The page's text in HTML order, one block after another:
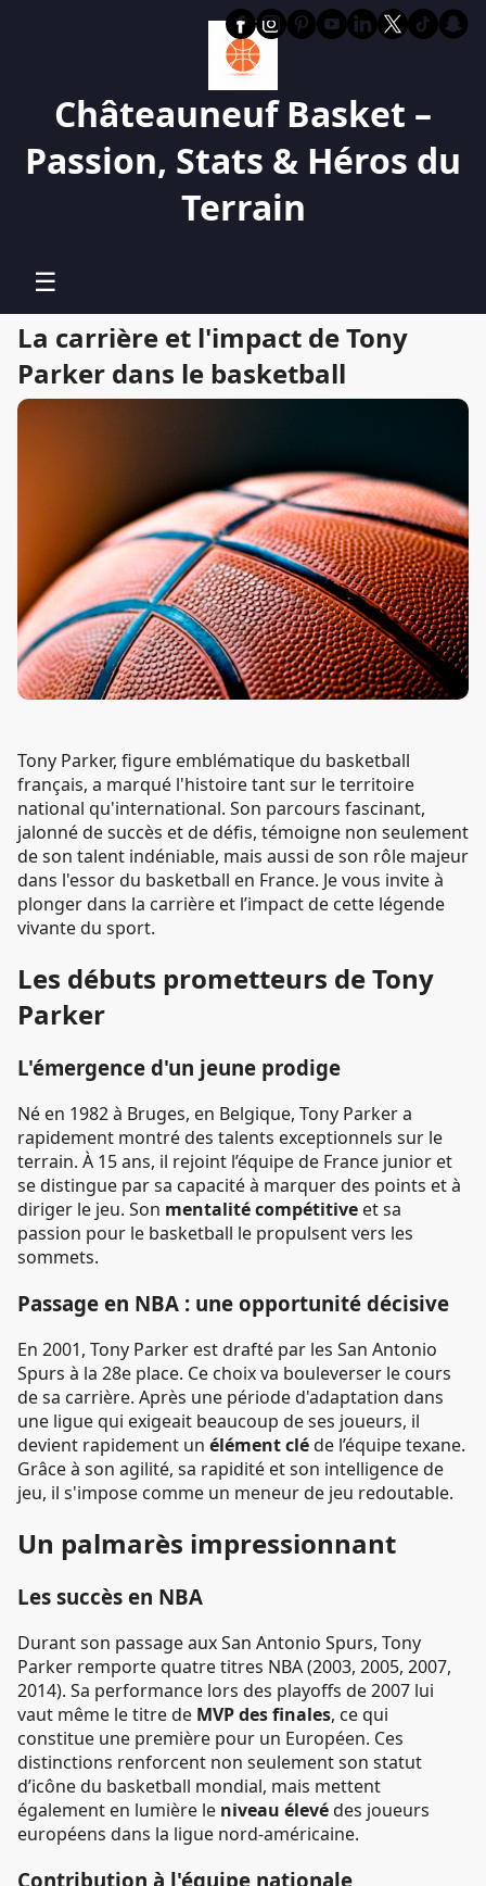
Châteauneuf Basket –
Passion, Stats & Héros du
Terrain
☰
La carrière et l'impact de Tony
Parker dans le basketball
Tony Parker, figure emblématique du basketball
français, a marqué l'histoire tant sur le territoire
national qu'international. Son parcours fascinant,
jalonné de succès et de défis, témoigne non seulement
de son talent indéniable, mais aussi de son rôle majeur
dans l'essor du basketball en France. Je vous invite à
plonger dans la carrière et l’impact de cette légende
vivante du sport.
Les débuts prometteurs de Tony
Parker
L'émergence d'un jeune prodige
Né en 1982 à Bruges, en Belgique, Tony Parker a
rapidement montré des talents exceptionnels sur le
terrain. À 15 ans, il rejoint l’équipe de France junior et
se distingue par sa capacité à marquer des points et à
diriger le jeu. Son mentalité compétitive et sa
passion pour le basketball le propulsent vers les
sommets.
Passage en NBA : une opportunité décisive
En 2001, Tony Parker est drafté par les San Antonio
Spurs à la 28e place. Ce choix va bouleverser le cours
de sa carrière. Après une période d'adaptation dans
une ligue qui exigeait beaucoup de ses joueurs, il
devient rapidement un élément cléde l’équipe texane.
Grâce à son agilité, sa rapidité et son intelligence de
jeu, il s'impose comme un meneur de jeu redoutable.
Un palmarès impressionnant
Les succès en NBA
Durant son passage aux San Antonio Spurs, Tony
Parker remporte quatre titres NBA (2003, 2005, 2007,
2014). Sa performance lors des playoffs de 2007 lui
vaut même le titre de MVP des finales, ce qui
constitue une première pour un Européen. Ces
distinctions renforcent non seulement son statut
d’icône du basketball mondial, mais mettent
également en lumière le niveau élevédes joueurs
européens dans la ligue nord-américaine.
Contribution à l'équipe nationale